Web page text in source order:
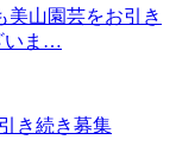
美山園芸をお引き
いま…